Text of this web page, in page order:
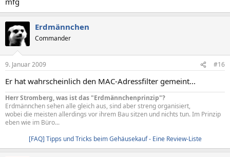
Erdmännchen
Commander
9. Januar 2009 #16
Er hat wahrscheinlich den MAC-Adressfilter gemeint...
Herr Stromberg, was ist das "Erdmännchenprinzip"?
Erdmännchen sehen alle gleich aus, sind aber streng organisiert,
wobei die meisten allerdings vor ihrem Bau sitzen und nichts tun. Im Prinzip
eben wie im Büro...
[FAQ] Tipps und Tricks beim Gehäusekauf - Eine Review-Liste